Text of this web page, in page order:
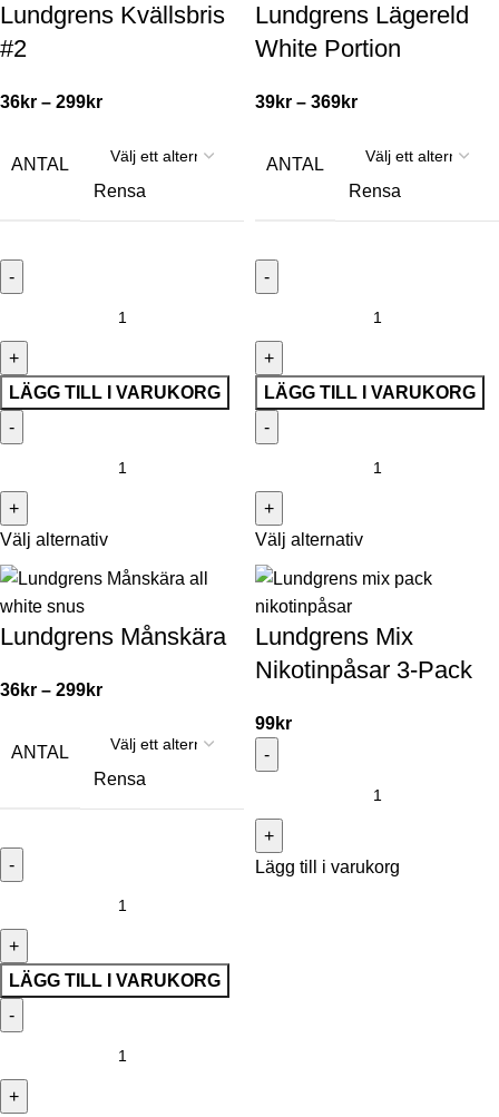
Lundgrens Kvällsbris
#2
36kr – 299kr
ANTAL
Rensa
LÄGG TILL I VARUKORG
Välj alternativ
Lundgrens Lägereld
White Portion
39kr – 369kr
ANTAL
Rensa
LÄGG TILL I VARUKORG
Välj alternativ
Lundgrens Månskära
36kr – 299kr
ANTAL
Rensa
LÄGG TILL I VARUKORG
Lundgrens Mix
Nikotinpåsar 3-Pack
99kr
Lägg till i varukorg